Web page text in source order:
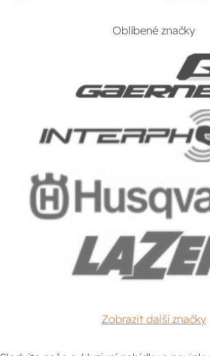
Oblíbené značky
Zobrazit další značky